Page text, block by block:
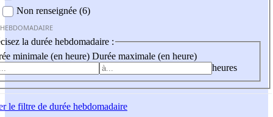
Non renseignée (6)
la durée hebdomadaire :
minimale (en heure) Durée maximale (en heure)
heures
le filtre de durée hebdomadaire